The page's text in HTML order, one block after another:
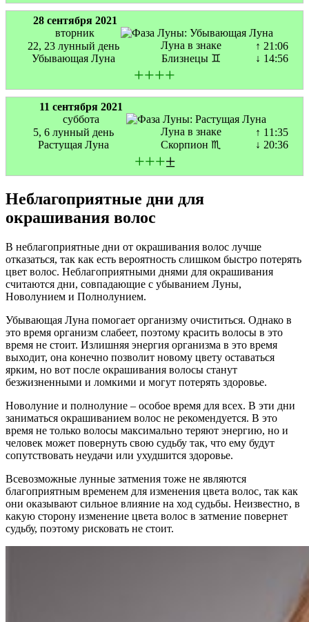
28 сентября 2021
вторник
22, 23 лунный день
Убывающая Луна
Луна в знаке
Близнецы ♊
↑ 21:06
↓ 14:56
++++
11 сентября 2021
суббота
5, 6 лунный день
Растущая Луна
Луна в знаке
Скорпион ♏
↑ 11:35
↓ 20:36
+++±
Неблагоприятные дни для
окрашивания волос
В неблагоприятные дни от окрашивания волос лучше
отказаться, так как есть вероятность слишком быстро потерять
цвет волос. Неблагоприятными днями для окрашивания
считаются дни, совпадающие с убыванием Луны,
Новолунием и Полнолунием.
Убывающая Луна помогает организму очиститься. Однако в
это время организм слабеет, поэтому красить волосы в это
время не стоит. Излишняя энергия организма в это время
выходит, она конечно позволит новому цвету оставаться
ярким, но вот после окрашивания волосы станут
безжизненными и ломкими и могут потерять здоровье.
Новолуние и полнолуние – особое время для всех. В эти дни
заниматься окрашиванием волос не рекомендуется. В это
время не только волосы максимально теряют энергию, но и
человек может повернуть свою судьбу так, что ему будут
сопутствовать неудачи или ухудшится здоровье.
Всевозможные лунные затмения тоже не являются
благоприятным временем для изменения цвета волос, так как
они оказывают сильное влияние на ход судьбы. Неизвестно, в
какую сторону изменение цвета волос в затмение повернет
судьбу, поэтому рисковать не стоит.